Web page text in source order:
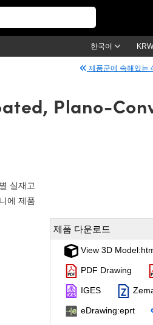
한국어
제품군에 속해있는
Plano-
실재고
에 제품
제품 다운로드
View 3D
PDF Drawing
IGES
eDrawing:eprt